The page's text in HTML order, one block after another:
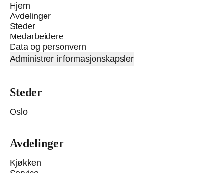
Hjem
Avdelinger
Steder
Medarbeidere
Data og personvern
Administrer informasjonskapsler
Steder
Oslo
Avdelinger
Kjøkken